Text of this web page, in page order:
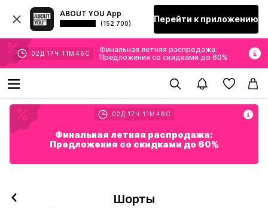
ABOUT YOU App
(152 700) Перейти к приложению
02 Д 17 Ч 11 М 44 С
Финальная летняя распродажа:
Предложения со скидками до 60%
02 Д 17 Ч 11 М 44 С
Финальная летняя распродажа:
Предложения со скидками до 60%
Шорты